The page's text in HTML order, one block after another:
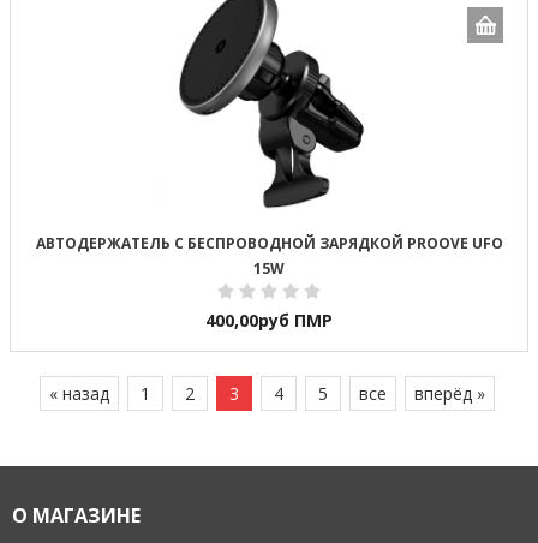
АВТОДЕРЖАТЕЛЬ С БЕСПРОВОДНОЙ ЗАРЯДКОЙ PROOVE UFO
15W
400,00руб ПМР
« назад 1 2 3 4 5 все вперёд »
О МАГАЗИНЕ